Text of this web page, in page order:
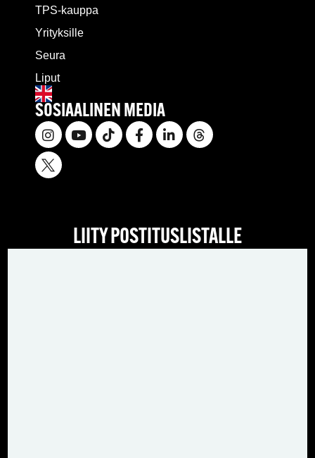
TPS-kauppa
Yrityksille
Seura
Liput
SOSIAALINEN MEDIA
LIITY POSTITUSLISTALLE